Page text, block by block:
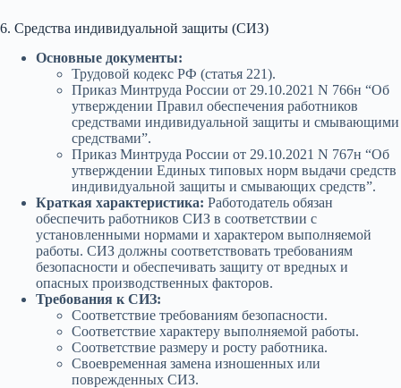
6. Средства индивидуальной защиты (СИЗ)
Основные документы:
Трудовой кодекс РФ (статья 221).
Приказ Минтруда России от 29.10.2021 N 766н “Об
утверждении Правил обеспечения работников
средствами индивидуальной защиты и смывающими
средствами”.
Приказ Минтруда России от 29.10.2021 N 767н “Об
утверждении Единых типовых норм выдачи средств
индивидуальной защиты и смывающих средств”.
Краткая характеристика: Работодатель обязан
обеспечить работников СИЗ в соответствии с
установленными нормами и характером выполняемой
работы. СИЗ должны соответствовать требованиям
безопасности и обеспечивать защиту от вредных и
опасных производственных факторов.
Требования к СИЗ:
Соответствие требованиям безопасности.
Соответствие характеру выполняемой работы.
Соответствие размеру и росту работника.
Своевременная замена изношенных или
поврежденных СИЗ.